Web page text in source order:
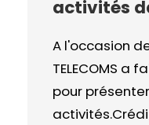
activités
A l'occasion
TELECOMS a
pour